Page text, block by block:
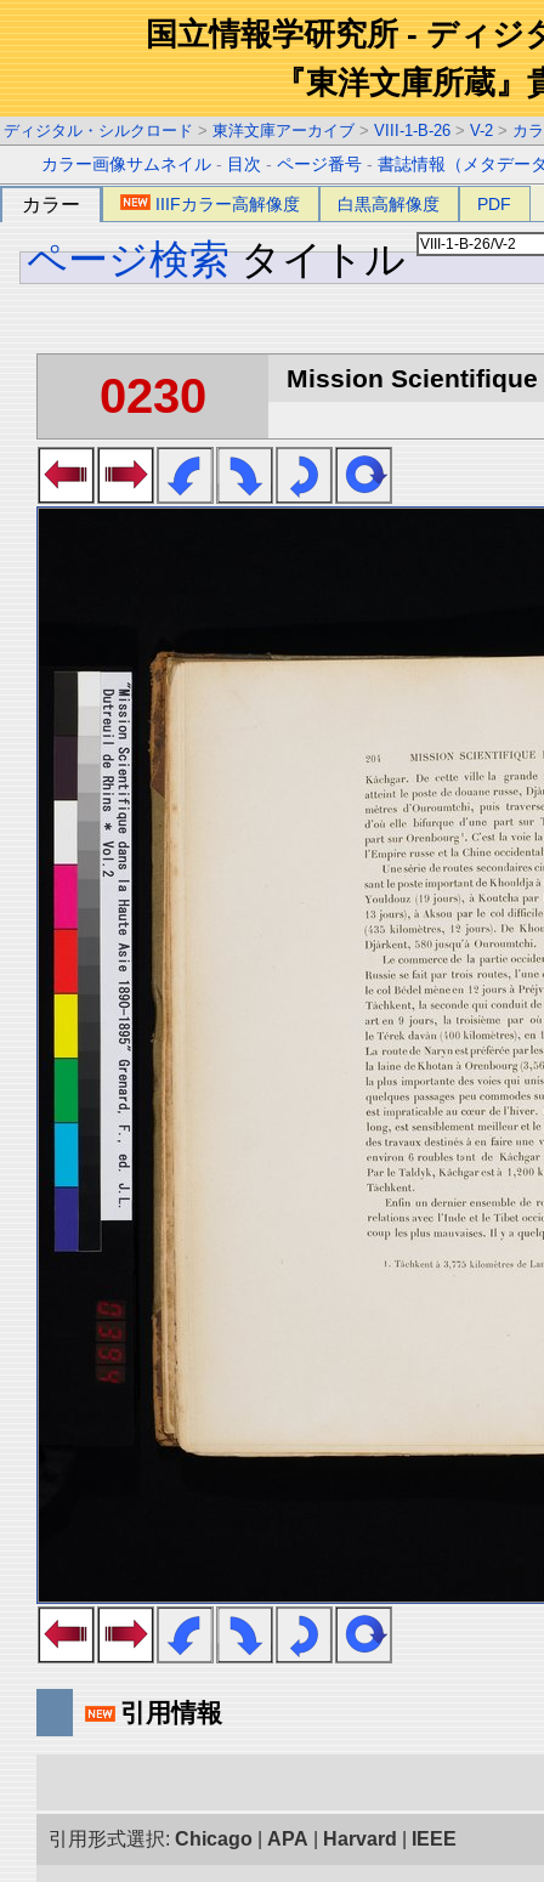
国立情報学研究所 - ディジ
『東洋文庫所蔵』
ディジタル・シルクロード > 東洋文庫アーカイブ > VIII-1-B-26 > V-2 > カ
カラー画像サムネイル - 目次 -ページ番号 -書誌情報（メタデー
カラー IIIFカラー高解像度 白黒高解像度 PDF
ページ検索 タイトル
0230 Mission Scientifique
引用情報
引用形式選択: Chicago APA Harvard IEEE